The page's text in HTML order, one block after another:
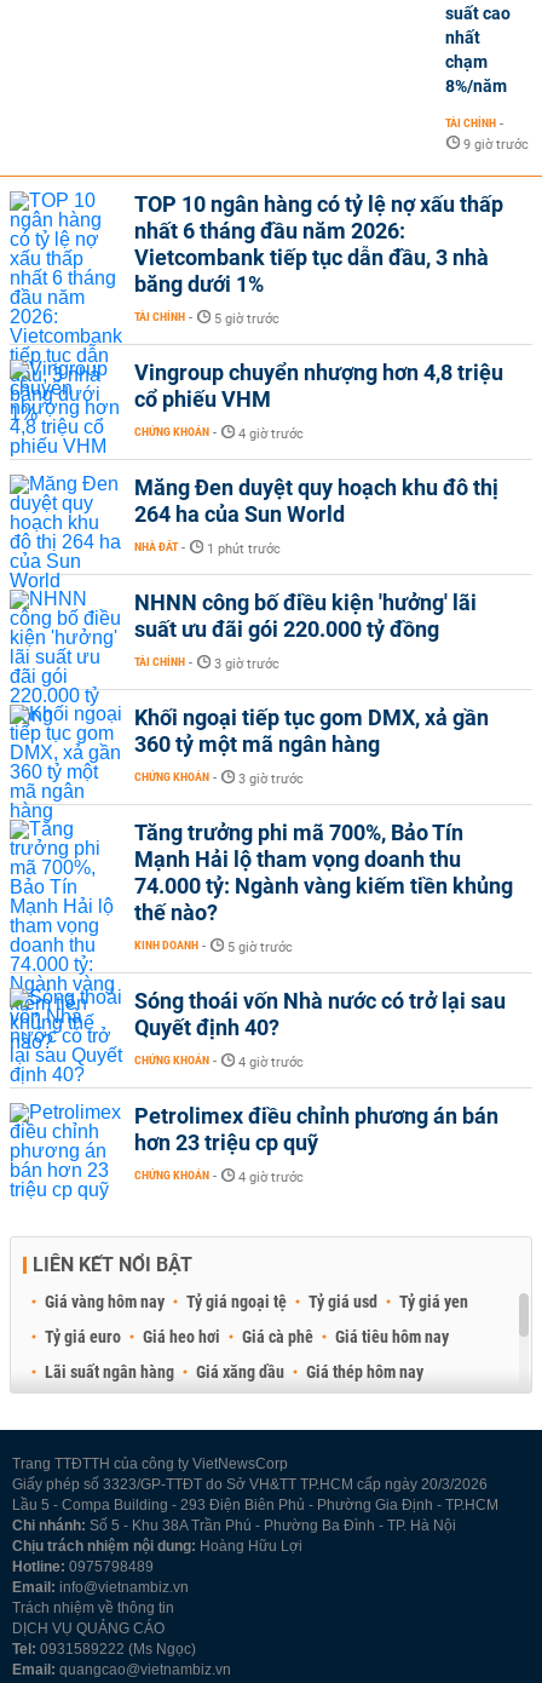
suất cao
nhất
chạm
8%/năm
TÀI CHÍNH -
9 giờ trước
TOP 10 ngân hàng có tỷ lệ nợ xấu thấp
nhất 6 tháng đầu năm 2026:
Vietcombank tiếp tục dẫn đầu, 3 nhà
băng dưới 1%
TÀI CHÍNH - 5 giờ trước
Vingroup chuyển nhượng hơn 4,8 triệu
cổ phiếu VHM
CHỨNG KHOÁN - 4 giờ trước
Măng Đen duyệt quy hoạch khu đô thị
264 ha của Sun World
NHÀ ĐẤT - 1 phút trước
NHNN công bố điều kiện 'hưởng' lãi
suất ưu đãi gói 220.000 tỷ đồng
TÀI CHÍNH - 3 giờ trước
Khối ngoại tiếp tục gom DMX, xả gần
360 tỷ một mã ngân hàng
CHỨNG KHOÁN - 3 giờ trước
Tăng trưởng phi mã 700%, Bảo Tín
Mạnh Hải lộ tham vọng doanh thu
74.000 tỷ: Ngành vàng kiếm tiền khủng
thế nào?
KINH DOANH - 5 giờ trước
Sóng thoái vốn Nhà nước có trở lại sau
Quyết định 40?
CHỨNG KHOÁN - 4 giờ trước
Petrolimex điều chỉnh phương án bán
hơn 23 triệu cp quỹ
CHỨNG KHOÁN - 4 giờ trước
LIÊN KẾT NỔI BẬT
Giá vàng hôm nay Tỷ giá ngoại tệ Tỷ giá usd
Tỷ giá yen
Tỷ giá euro
Giá heo hơi Giá cà phê
Giá tiêu hôm nay
Lãi suất ngân hàng
Giá xăng dầu
Giá thép hôm nay
Trang TTĐTTH của công ty VietNewsCorp
Giấy phép số 3323/GP-TTĐT do Sở VH&TT TP.HCM cấp ngày 20/3/2026
Lầu 5 - Compa Building - 293 Điện Biên Phủ - Phường Gia Định - TP.HCM
Chi nhánh: Số 5 - Khu 38A Trần Phú - Phường Ba Đình - TP. Hà Nội
Chịu trách nhiệm nội dung: Hoàng Hữu Lợi
Hotline: 0975798489
Email: info@vietnambiz.vn
Trách nhiệm về thông tin
DỊCH VỤ QUẢNG CÁO
Tel: 0931589222 (Ms Ngọc)
Email: quangcao@vietnambiz.vn